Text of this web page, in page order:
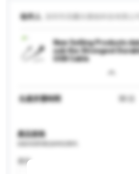
收件人
New Selling Products
usb the Strongest
USB Cable
生產所需時間 30 日
產品規格
應用